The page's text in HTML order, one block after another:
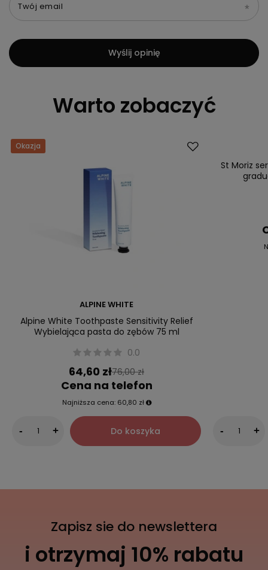
Twój email
Wyślij opinię
Warto zobaczyć
Okazja
ALPINE WHITE
Alpine White Toothpaste Sensitivity Relief
Wybielająca pasta do zębów 75 ml
0.0
64,60 zł76,00 zł
Cena na telefon
Najniższa cena: 60,80 zł
- + Do koszyka
Przecena
St Moriz
- +
Zapisz sie do newslettera
i otrzymaj 10% rabatu